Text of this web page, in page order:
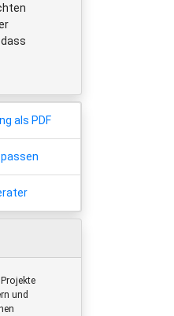
als PDF
und